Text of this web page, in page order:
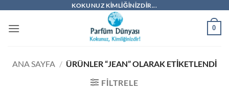
KOKUNUZ KIMLIĞINIZDIR...
0
ANA SAYFA / ÜRÜNLER “JEAN” OLARAK ETIKETLENDI
FILTRELE